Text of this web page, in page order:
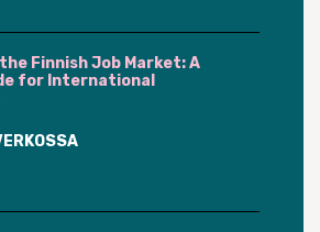
Finnish Job Market: A
for International